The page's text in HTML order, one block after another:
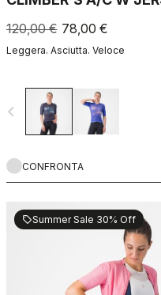
120,00 € 78,00 €
Leggera. Asciutta. Veloce
navigate_before
CONFRONTA
sellSummer Sale 30% Off